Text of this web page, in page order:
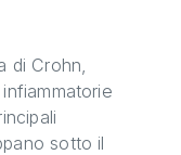
di Crohn,
sotto il